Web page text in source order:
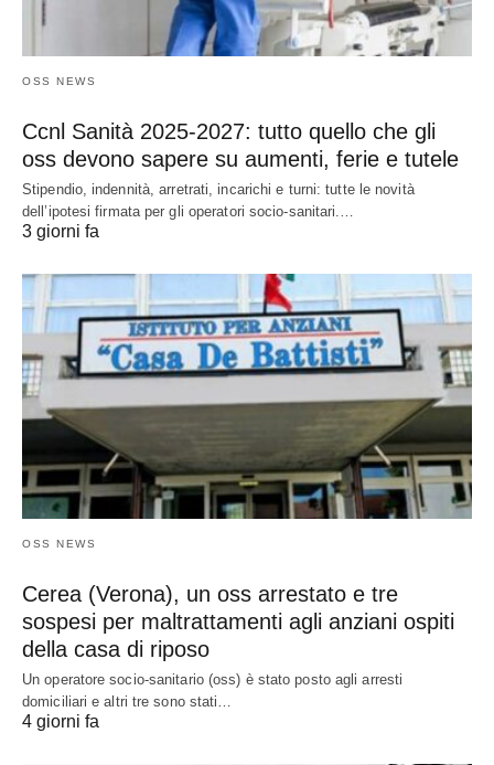
OSS NEWS
Ccnl Sanità 2025-2027: tutto quello che gli
oss devono sapere su aumenti, ferie e tutele
Stipendio, indennità, arretrati, incarichi e turni: tutte le novità
dell’ipotesi firmata per gli operatori socio-sanitari.…
3 giorni fa
OSS NEWS
Cerea (Verona), un oss arrestato e tre
sospesi per maltrattamenti agli anziani ospiti
della casa di riposo
Un operatore socio-sanitario (oss) è stato posto agli arresti
domiciliari e altri tre sono stati…
4 giorni fa